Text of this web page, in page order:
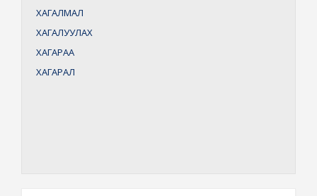
ХАГАЛМАЛ
ХАГАЛУУЛАХ
ХАГАРАА
ХАГАРАЛ